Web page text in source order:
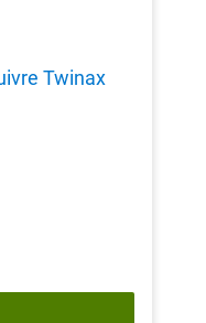
Twinax